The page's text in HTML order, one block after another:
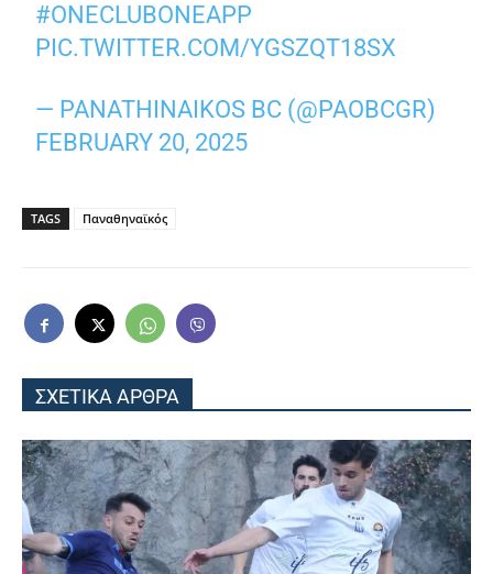
#ONECLUBONEAPP
PIC.TWITTER.COM/YGSZQT18SX
— PANATHINAIKOS BC (@PAOBCGR)
FEBRUARY 20, 2025
TAGS Παναθηναϊκός
ΣΧΕΤΙΚΑ ΑΡΘΡΑ